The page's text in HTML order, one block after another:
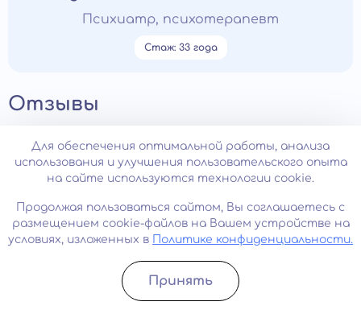
Психиатр, психотерапевт
Стаж: 33 года
Отзывы
Все отзывы
Записатьcя
Для обеспечения оптимальной работы, анализа
использования и улучшения пользовательского опыта
на сайте используются технологии cookie.
Продолжая пользоваться сайтом, Вы соглашаетесь с
размещением cookie-файлов на Вашем устройстве на
условиях, изложенных в
Политике конфиденциальности.
Принять